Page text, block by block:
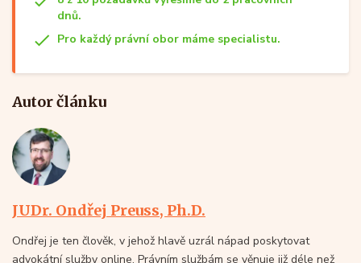
dnů.
Pro každý právní obor máme specialistu.
Autor článku
JUDr. Ondřej Preuss, Ph.D.
Ondřej je ten člověk, v jehož hlavě uzrál nápad poskytovat
advokátní služby online. Právním službám se věnuje již déle než